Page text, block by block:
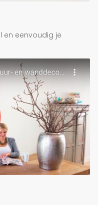
en eenvoudig je